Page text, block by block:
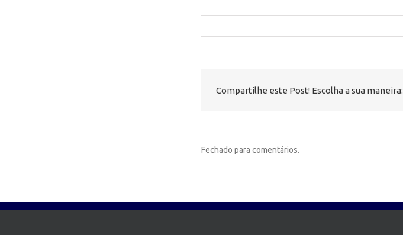
Compartilhe este Post! Escolha a sua maneira:
Fechado para comentários.